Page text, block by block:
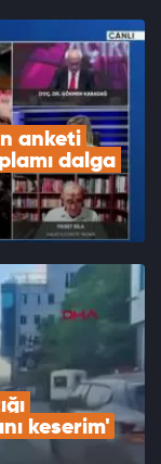
anketi
dalga
keserim'